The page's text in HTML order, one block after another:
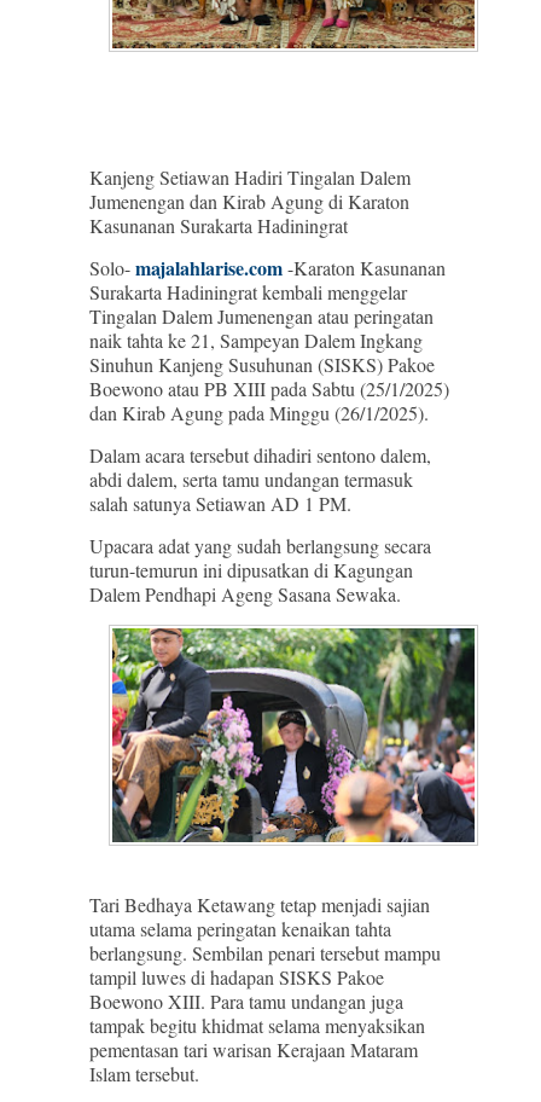
Kanjeng Setiawan Hadiri Tingalan Dalem
Jumenengan dan Kirab Agung di Karaton
Kasunanan Surakarta Hadiningrat
Solo-majalahlarise.com-Karaton Kasunanan
Surakarta Hadiningrat kembali menggelar
Tingalan Dalem Jumenengan atau peringatan
naik tahta ke 21, Sampeyan Dalem Ingkang
Sinuhun Kanjeng Susuhunan (SISKS) Pakoe
Boewono atau PB XIII pada Sabtu (25/1/2025)
dan Kirab Agung pada Minggu (26/1/2025).
Dalam acara tersebut dihadiri sentono dalem,
abdi dalem, serta tamu undangan termasuk
salah satunya Setiawan AD 1 PM.
Upacara adat yang sudah berlangsung secara
turun-temurun ini dipusatkan di Kagungan
Dalem Pendhapi Ageng Sasana Sewaka.
Tari Bedhaya Ketawang tetap menjadi sajian
utama selama peringatan kenaikan tahta
berlangsung. Sembilan penari tersebut mampu
tampil luwes di hadapan SISKS Pakoe
Boewono XIII. Para tamu undangan juga
tampak begitu khidmat selama menyaksikan
pementasan tari warisan Kerajaan Mataram
Islam tersebut.